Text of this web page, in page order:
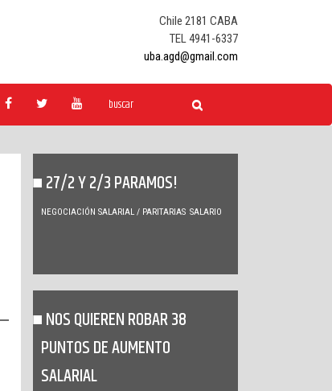
Chile 2181 CABA
TEL 4941-6337
uba.agd@gmail.com
27/2 Y 2/3 PARAMOS!
NEGOCIACIÓN SALARIAL / PARITARIAS SALARIO
NOS QUIEREN ROBAR 38
PUNTOS DE AUMENTO
SALARIAL